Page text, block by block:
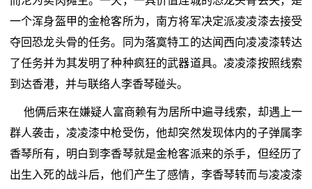
一个浑身盔甲的金枪客所为，南方将军决定派凌凌漆去接受
夺回恐龙头骨的任务。同为落寞特工的达闻西向凌凌漆转达
了任务并为其发明了种种疯狂的武器道具。凌凌漆按照线索
到达香港，并与联络人李香琴碰头。
他俩后来在嫌疑人富商赖有为居所中遍寻线索，却遇上一
群人袭击，凌凌漆中枪受伤，他却突然发现体内的子弹属李
香琴所有，明白到李香琴就是金枪客派来的杀手，但经历了
出生入死的战斗后，他们产生了感情，李香琴转而与凌凌漆